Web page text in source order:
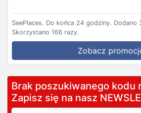
SeePlaces. Do końca 24 godziny. Dodano
Skorzystano 166 razy.
Zobacz
Brak poszukiwanego kodu
Zapisz się na nasz